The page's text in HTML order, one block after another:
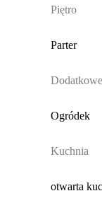
Piętro
Parter
Dodatkowe
Ogródek
Kuchnia
otwarta